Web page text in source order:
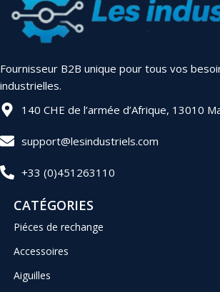
Fournisseur B2B unique pour tous vos
industrielles.
140 CHE de l’armée d’Afrique, 13010
support@lesindustriels.com
+33 (0)451263110
CATÉGORIES
Piéces de rechange
Accessoires
Aiguilles